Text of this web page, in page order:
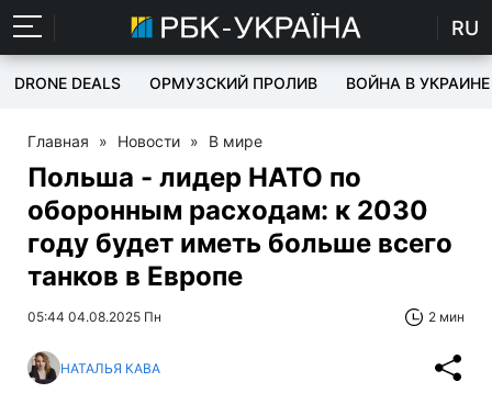
RU
DRONE DEALS ОРМУЗСКИЙ ПРОЛИВ ВОЙНА В УКРАИНЕ
Главная » Новости » В мире
Польша - лидер НАТО по
оборонным расходам: к 2030
году будет иметь больше всего
танков в Европе
05:44 04.08.2025 Пн 2 мин
НАТАЛЬЯ КАВА